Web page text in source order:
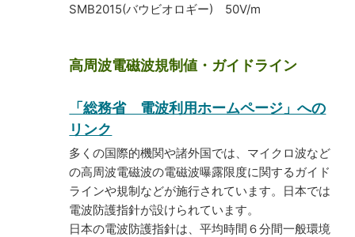
SMB2015(バウビオロギー) 50V/m
高周波電磁波規制値・ガイドライン
「総務省 電波利用ホームページ」への
リンク
多くの国際的機関や諸外国では、マイクロ波など
の高周波電磁波の電磁波曝露限度に関するガイド
ラインや規制などが施行されています。日本では
電波防護指針が設けられています。
日本の電波防護指針は、平均時間６分間一般環境